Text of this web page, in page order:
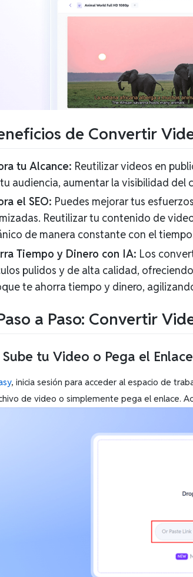
de Convertir
tu Alcance: Reutilizar videos en
audiencia, aumentar la visibilidad del
el SEO: Puedes mejorar tus
Reutilizar tu contenido de
de manera constante con el
Tiempo y Dinero con IA: Los
pulidos y de alta calidad,
te ahorra tiempo y dinero,
a Paso: Convertir
Sube tu Video o Pega el Enlace
, inicia sesión para acceder al espacio de
de video o simplemente pega el enlace.